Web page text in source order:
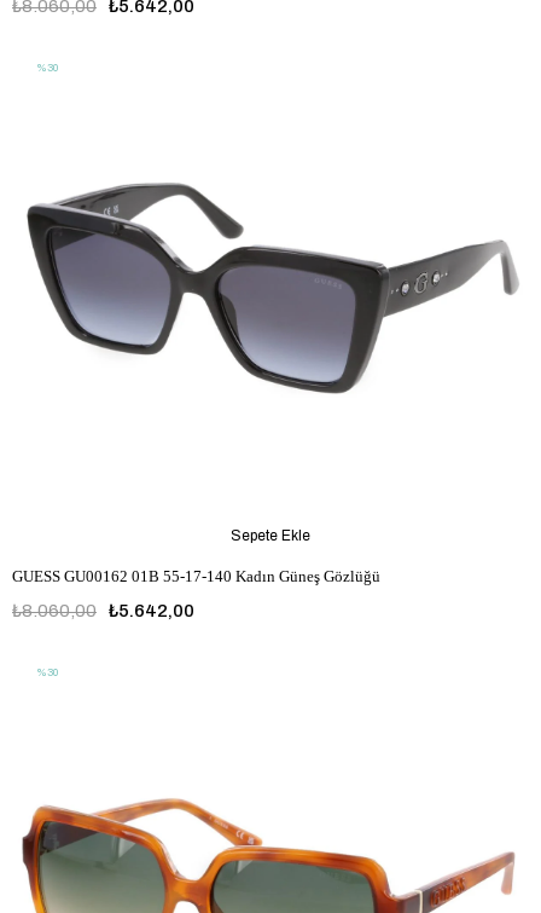
₺5.642,00
₺8.060,00
GUESS GU00162 01B 55-17-140 Kadın Güneş Gözlüğü
₺5.642,00
₺8.060,00
Sepete Ekle
%30
%30